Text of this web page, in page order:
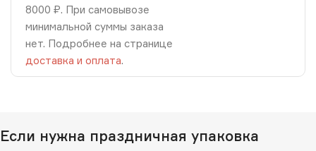
8000 ₽. При самовывозе
минимальной суммы заказа
нет. Подробнее на странице
доставка и оплата.
Если нужна праздничная упаковка